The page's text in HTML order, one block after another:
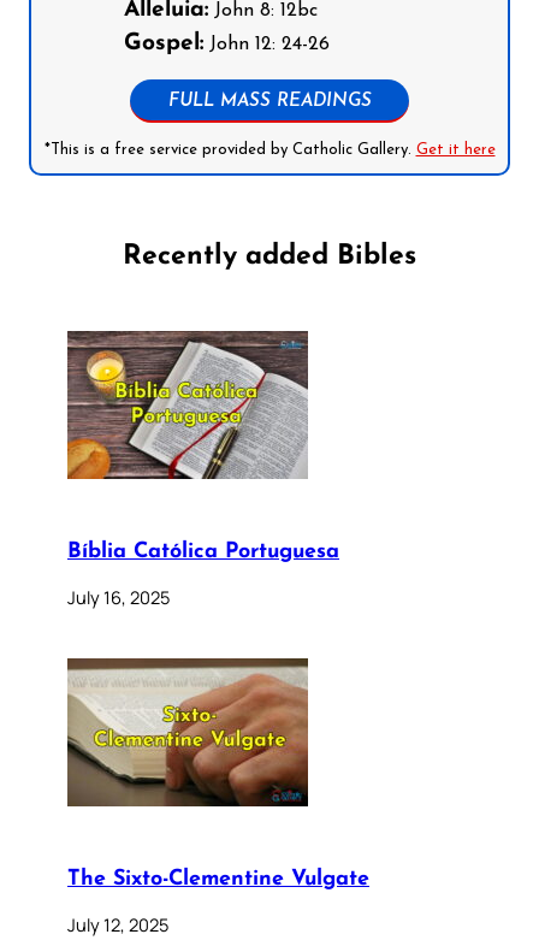
Alleluia: John 8: 12bc
Gospel: John 12: 24-26
FULL MASS READINGS
*This is a free service provided by Catholic Gallery. Get it here
Recently added Bibles
Bíblia Católica Portuguesa
July 16, 2025
The Sixto-Clementine Vulgate
July 12, 2025